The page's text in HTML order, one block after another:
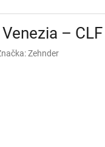
– CLF
Zehnder